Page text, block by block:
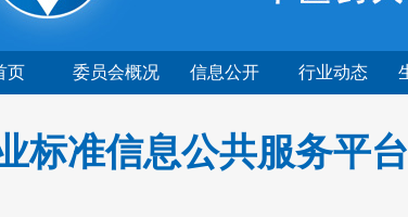
页 委员会概况 信息公开 行业动态
标准信息公共服务平台